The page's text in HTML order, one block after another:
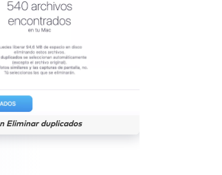
Eliminar duplicados